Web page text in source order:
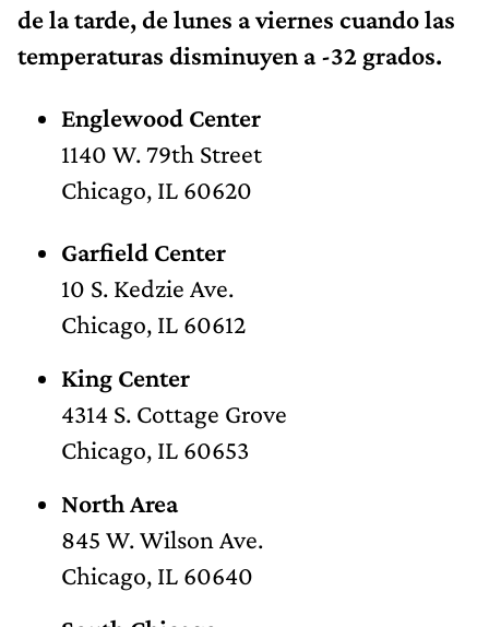
de la tarde, de lunes a viernes cuando las
temperaturas disminuyen a -32 grados.
Englewood Center
1140 W. 79th Street
Chicago, IL 60620
Garfield Center
10 S. Kedzie Ave.
Chicago, IL 60612
King Center
4314 S. Cottage Grove
Chicago, IL 60653
North Area
845 W. Wilson Ave.
Chicago, IL 60640